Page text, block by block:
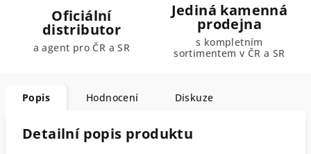
Oficiální
distributor
a agent pro ČR a SR
Jediná kamenná
prodejna
s kompletním
sortimentem v ČR a SR
Popis Hodnocení Diskuze
Detailní popis produktu